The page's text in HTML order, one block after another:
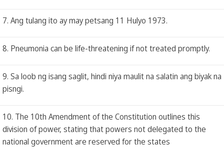
7. Ang tulang ito ay may petsang 11 Hulyo 1973.
8. Pneumonia can be life-threatening if not treated promptly.
9. Sa loob ng isang saglit, hindi niya maulit na salatin ang biyak na
pisngi.
10. The 10th Amendment of the Constitution outlines this
division of power, stating that powers not delegated to the
national government are reserved for the states